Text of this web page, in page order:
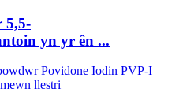
5,5-
yn yr ên ...